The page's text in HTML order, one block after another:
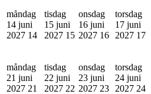
måndag
14 juni
2027 14
tisdag
15 juni
2027 15
onsdag
16 juni
2027 16
torsdag
17 juni
2027 17
måndag
21 juni
2027 21
tisdag
22 juni
2027 22
onsdag
23 juni
2027 23
torsdag
24 juni
2027 24